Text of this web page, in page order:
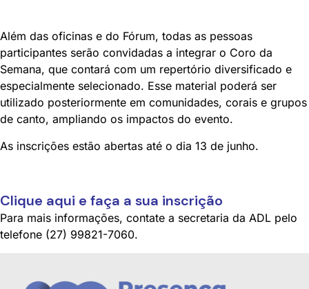
Além das oficinas e do Fórum, todas as pessoas
participantes serão convidadas a integrar o Coro da
Semana, que contará com um repertório diversificado e
especialmente selecionado. Esse material poderá ser
utilizado posteriormente em comunidades, corais e grupos
de canto, ampliando os impactos do evento.
As inscrições estão abertas até o dia 13 de junho.
Clique aqui e faça a sua inscrição
Para mais informações, contate a secretaria da ADL pelo
telefone (27) 99821-7060.